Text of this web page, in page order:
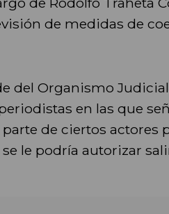
de medidas de
del Organismo
en las que
de ciertos actores
le podría autorizar